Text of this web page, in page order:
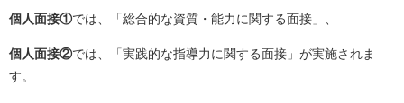
個人面接①では、「総合的な資質・能力に関する面接」、
個人面接②では、「実践的な指導力に関する面接」が実施されま
す。